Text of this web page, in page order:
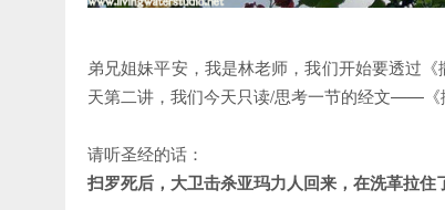
弟兄姐妹平安，我是林老师，我们开始要透过
天第二讲，我们今天只读/思考一节的经文——《
请听圣经的话：
扫罗死后，大卫击杀亚玛力人回来，在洗革拉住